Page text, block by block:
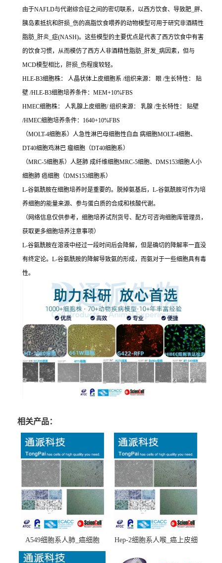
由于NAFLD与代谢综合征之间的密切联系，以西方饮食、导致肥_胖、
胰岛素抵抗和肝损_伤的高脂饮食喂养的动物模型可用于研究非酒精性
脂肪_肝炎_症(NASH)。这些模型的主要优点是代表了西方饮食中有害
的饮食习惯，从而模仿了西方人非酒精性脂肪_肝发_病因素，但与
MCD模型相比，肝损_伤程度较轻。
HLE-B3细胞株： 人晶状体上皮细胞系 /组织来源： 眼 /生长特性： 贴
壁 /HLE-B3细胞培养条件：MEM+10%FBS
HMEC细胞株： 人乳腺上皮细胞/ 组织来源： 乳腺 /生长特性： 贴壁
/HMEC细胞培养条件：1640+10%FBS
（MOLT-4细胞系）人急性淋巴母细胞性白血 病细胞MOLT-4细胞、
DT40细胞鸡淋巴 瘤细胞（DT40细胞系）
（MRC-5细胞系）人胚肺 成纤维细胞MRC-5细胞、DMS153细胞人小
细胞肺 癌细胞（DMS153细胞系）
L-谷氨酰胺在细胞培养时是重要的。脱掉氨基后，L-谷氨酰胺可作为培
养细胞的能量来源、参与蛋白质的合成和核酸代谢。
（网络信息仅供参考，细胞培养试剂货号、配方可咨询细胞库管理员，
获取更多细胞培养注意事项）
L-谷氨酰胺在溶液中经过一段时间后会降解，但是确切的降解率一直没
有终定论。L-谷氨酰胺的降解导致氨的形成，而氨对于一些细胞具有毒
性。
相关产品：
A549细胞系人肺_癌细胞
(A549细胞)
Hep-2细胞系人喉_癌上皮细